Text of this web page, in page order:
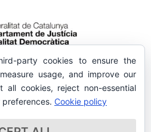
party cookies to ensure the
usage, and improve our
all cookies, reject non-essential
Cookie policy